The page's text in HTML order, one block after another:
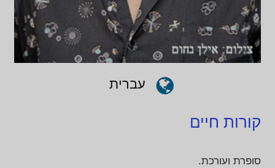
עברית
קורות חיים
סופרת ועורכת.